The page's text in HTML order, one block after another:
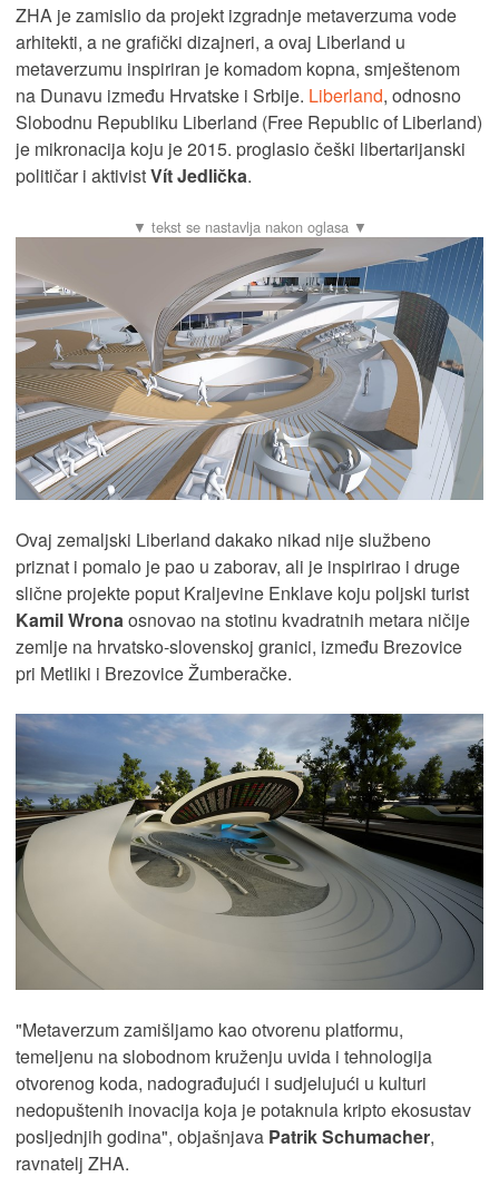
ZHA je zamislio da projekt izgradnje metaverzuma vode
arhitekti, a ne grafički dizajneri, a ovaj Liberland u
metaverzumu inspiriran je komadom kopna, smještenom
na Dunavu između Hrvatske i Srbije. Liberland, odnosno
Slobodnu Republiku Liberland (Free Republic of Liberland)
je mikronacija koju je 2015. proglasio češki libertarijanski
političar i aktivistVít Jedlička.
Ovaj zemaljski Liberland dakako nikad nije službeno
priznat i pomalo je pao u zaborav, ali je inspirirao i druge
slične projekte poput Kraljevine Enklave koju poljski turist
Kamil Wronaosnovao na stotinu kvadratnih metara ničije
zemlje na hrvatsko-slovenskoj granici, između Brezovice
pri Metliki i Brezovice Žumberačke.
"Metaverzum zamišljamo kao otvorenu platformu,
temeljenu na slobodnom kruženju uvida i tehnologija
otvorenog koda, nadograđujući i sudjelujući u kulturi
nedopuštenih inovacija koja je potaknula kripto ekosustav
posljednjih godina", objašnjava Patrik Schumacher,
ravnatelj ZHA.